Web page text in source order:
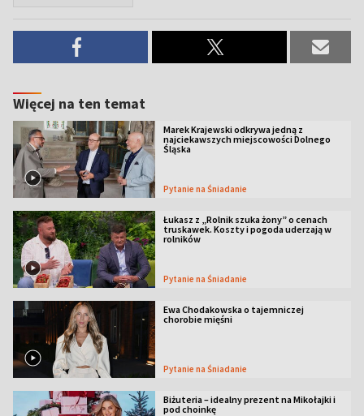
Więcej na ten temat
Marek Krajewski odkrywa jedną z
najciekawszych miejscowości Dolnego
Śląska
Pytanie na Śniadanie
Łukasz z „Rolnik szuka żony” o cenach
truskawek. Koszty i pogoda uderzają w
rolników
Pytanie na Śniadanie
Ewa Chodakowska o tajemniczej
chorobie mięśni
Pytanie na Śniadanie
Biżuteria – idealny prezent na Mikołajki i
pod choinkę